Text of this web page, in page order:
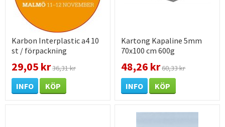
Karbon Interplastic a4 10
st / förpackning
29,05 kr36,31 kr
INFO KÖP
Kartong Kapaline 5mm
70x100 cm 600g
48,26 kr60,33 kr
INFO KÖP